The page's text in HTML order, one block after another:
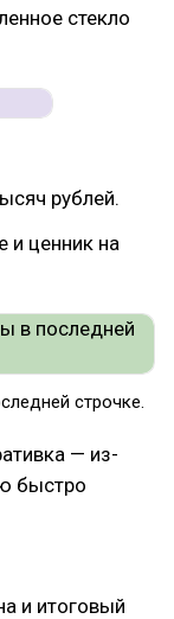
стекло
рублей.
и ценник на
строчке.
— из-
быстро
и итоговый